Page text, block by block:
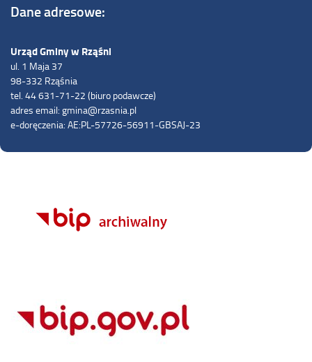
Dane adresowe:
Urząd Gminy w Rząśni
ul. 1 Maja 37
98-332 Rząśnia
tel. 44 631-71-22 (biuro podawcze)
adres email: gmina@rzasnia.pl
e-doręczenia: AE:PL-57726-56911-GBSAJ-23